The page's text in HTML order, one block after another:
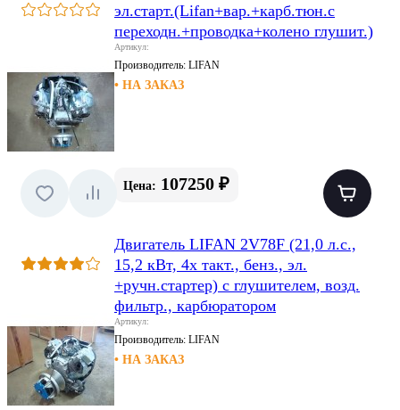
эл.старт.(Lifan+вар.+карб.тюн.с
переходн.+проводка+колено глушит.)
Артикул:
Производитель: LIFAN
• НА ЗАКАЗ
Цена: 107250 ₽
Двигатель LIFAN 2V78F (21,0 л.с.,
15,2 кВт, 4х такт., бенз., эл.
+ручн.стартер) с глушителем, возд.
фильтр., карбюратором
Артикул:
Производитель: LIFAN
• НА ЗАКАЗ